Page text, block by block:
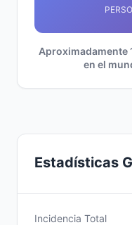
Aproximadamente
en el
Estadísticas
Incidencia Total